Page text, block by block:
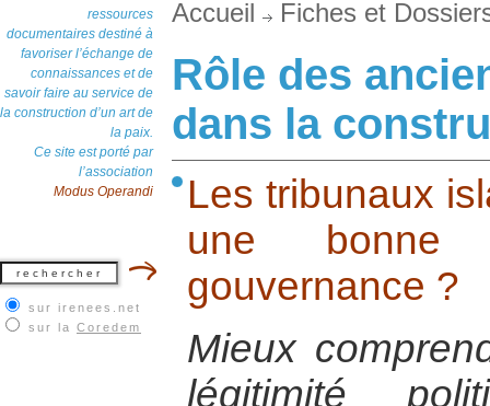
ressources
documentaires destiné à
favoriser l’échange de
connaissances et de
savoir faire au service de
la construction d’un art de
la paix.
Ce site est porté par
l’association
Modus Operandi
sur irenees.net
sur la Coredem
Accueil Fiches et
Rôle des
dans la
Les tribunaux
une
gouvernance ?
Mieux
légitimité